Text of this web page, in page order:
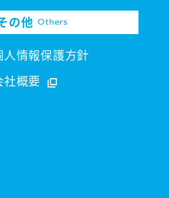
の他 Others
人情報保護方針
社概要